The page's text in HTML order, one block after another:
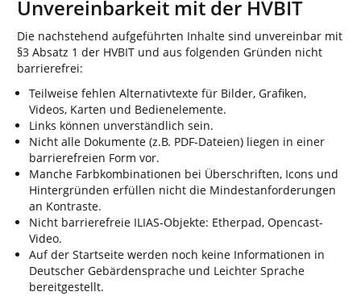
Unvereinbarkeit mit der HVBIT
Die nachstehend aufgeführten Inhalte sind unvereinbar mit
§3 Absatz 1 der HVBIT und aus folgenden Gründen nicht
barrierefrei:
Teilweise fehlen Alternativtexte für Bilder, Grafiken,
Videos, Karten und Bedienelemente.
Links können unverständlich sein.
Nicht alle Dokumente (z.B. PDF-Dateien) liegen in einer
barrierefreien Form vor.
Manche Farbkombinationen bei Überschriften, Icons und
Hintergründen erfüllen nicht die Mindestanforderungen
an Kontraste.
Nicht barrierefreie ILIAS-Objekte: Etherpad, Opencast-
Video.
Auf der Startseite werden noch keine Informationen in
Deutscher Gebärdensprache und Leichter Sprache
bereitgestellt.